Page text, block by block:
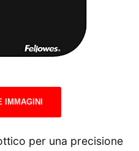
IMMAGINI
per una precisione